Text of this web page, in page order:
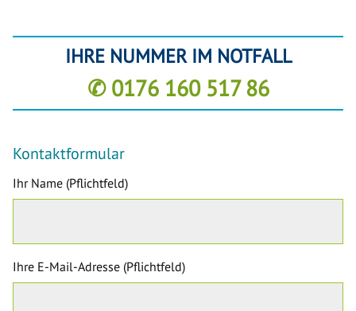
IHRE NUMMER IM NOTFALL
✆ 0176 160 517 86
Kontaktformular
Ihr Name (Pflichtfeld)
Ihre E-Mail-Adresse (Pflichtfeld)